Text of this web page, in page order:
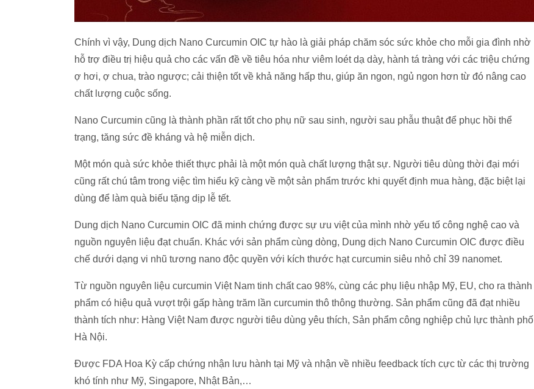
Chính vì vậy, Dung dịch Nano Curcumin OIC tự hào là giải pháp chăm sóc sức khỏe cho mỗi gia đình nhờ
hỗ trợ điều trị hiệu quả cho các vấn đề về tiêu hóa như viêm loét dạ dày, hành tá tràng với các triệu chứng
ợ hơi, ợ chua, trào ngược; cải thiện tốt về khả năng hấp thu, giúp ăn ngon, ngủ ngon hơn từ đó nâng cao
chất lượng cuộc sống.
Nano Curcumin cũng là thành phần rất tốt cho phụ nữ sau sinh, người sau phẫu thuật để phục hồi thể
trạng, tăng sức đề kháng và hệ miễn dịch.
Một món quà sức khỏe thiết thực phải là một món quà chất lượng thật sự. Người tiêu dùng thời đại mới
cũng rất chú tâm trong việc tìm hiểu kỹ càng về một sản phẩm trước khi quyết định mua hàng, đặc biệt lại
dùng để làm quà biếu tặng dịp lễ tết.
Dung dịch Nano Curcumin OIC đã minh chứng được sự ưu việt của mình nhờ yếu tố công nghệ cao và
nguồn nguyên liệu đạt chuẩn. Khác với sản phẩm cùng dòng, Dung dịch Nano Curcumin OIC được điều
chế dưới dạng vi nhũ tương nano độc quyền với kích thước hạt curcumin siêu nhỏ chỉ 39 nanomet.
Từ nguồn nguyên liệu curcumin Việt Nam tinh chất cao 98%, cùng các phụ liệu nhập Mỹ, EU, cho ra thành
phẩm có hiệu quả vượt trội gấp hàng trăm lần curcumin thô thông thường. Sản phẩm cũng đã đạt nhiều
thành tích như: Hàng Việt Nam được người tiêu dùng yêu thích, Sản phẩm công nghiệp chủ lực thành phố
Hà Nội.
Được FDA Hoa Kỳ cấp chứng nhận lưu hành tại Mỹ và nhận về nhiều feedback tích cực từ các thị trường
khó tính như Mỹ, Singapore, Nhật Bản,…